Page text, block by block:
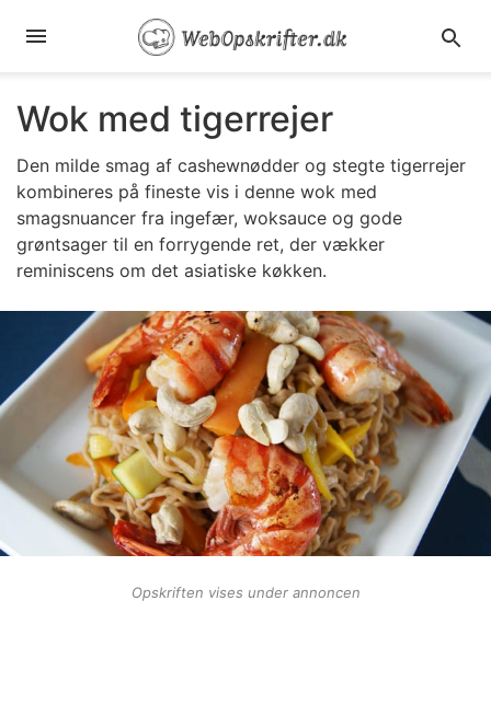
Wok med tigerrejer
Den milde smag af cashewnødder og stegte tigerrejer
kombineres på fineste vis i denne wok med
smagsnuancer fra ingefær, woksauce og gode
grøntsager til en forrygende ret, der vækker
reminiscens om det asiatiske køkken.
Opskriften vises under annoncen